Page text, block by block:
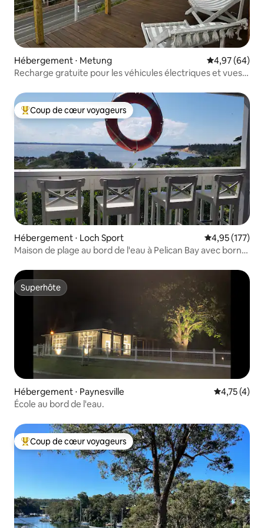
Hébergement ⋅ Metung Évaluation
4,97 (64)
Recharge gratuite pour les véhicules électriques et vues
Coups de cœur voyageurs les plus appréciés
Coup de cœur voyageurs
Hébergement ⋅ Loch Sport Évaluation
4,95 (177)
Maison de plage au bord de l'eau à Pelican Bay avec borne
Superhôte
Superhôte
Hébergement ⋅ Paynesville Évaluation
4,75 (4)
École au bord de l'eau.
Coups de cœur voyageurs les plus appréciés
Coup de cœur voyageurs